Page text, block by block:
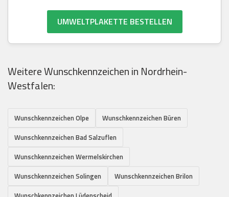
UMWELTPLAKETTE BESTELLEN
Weitere Wunschkennzeichen in Nordrhein-
Westfalen:
Wunschkennzeichen Olpe
Wunschkennzeichen Büren
Wunschkennzeichen Bad Salzuflen
Wunschkennzeichen Wermelskirchen
Wunschkennzeichen Solingen
Wunschkennzeichen Brilon